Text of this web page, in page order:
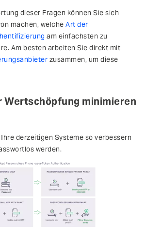
dieser Fragen können Sie sich
machen, welche Art der
am einfachsten zu
Am besten arbeiten Sie direkt mit
zusammen, um diese
Wertschöpfung minimieren
derzeitigen Systeme so verbessern
werden.